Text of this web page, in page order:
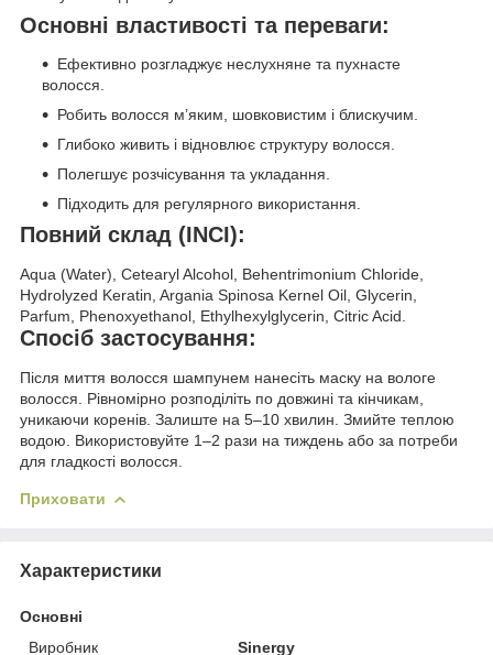
Основні властивості та переваги:
Ефективно розгладжує неслухняне та пухнасте
волосся.
Робить волосся м’яким, шовковистим і блискучим.
Глибоко живить і відновлює структуру волосся.
Полегшує розчісування та укладання.
Підходить для регулярного використання.
Повний склад (INCI):
Aqua (Water), Cetearyl Alcohol, Behentrimonium Chloride,
Hydrolyzed Keratin, Argania Spinosa Kernel Oil, Glycerin,
Parfum, Phenoxyethanol, Ethylhexylglycerin, Citric Acid.
Спосіб застосування:
Після миття волосся шампунем нанесіть маску на вологе
волосся. Рівномірно розподіліть по довжині та кінчикам,
уникаючи коренів. Залиште на 5–10 хвилин. Змийте теплою
водою. Використовуйте 1–2 рази на тиждень або за потреби
для гладкості волосся.
Приховати
Характеристики
Основні
Виробник
Sinergy